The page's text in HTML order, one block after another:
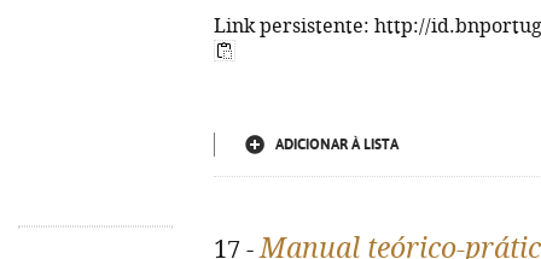
Link persistente: http://
ADICIONAR À LISTA
17 -Manual teórico-